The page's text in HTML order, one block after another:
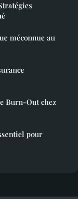
méconnue au
Burn-Out chez
pour